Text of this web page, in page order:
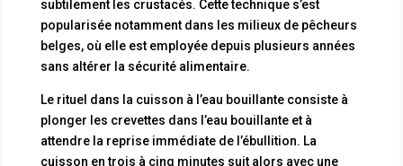
subtilement les crustacés. Cette technique s’est
popularisée notamment dans les milieux de pêcheurs
belges, où elle est employée depuis plusieurs années
sans altérer la sécurité alimentaire.
Le rituel dans la cuisson à l’eau bouillante consiste à
plonger les crevettes dans l’eau bouillante et à
attendre la reprise immédiate de l’ébullition. La
cuisson en trois à cinq minutes suit alors avec une